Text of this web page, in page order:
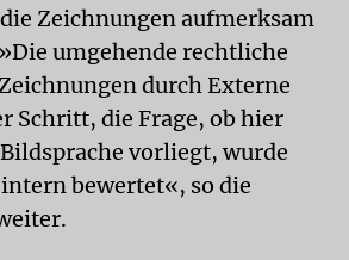
Zeichnungen aufmerksam
umgehende rechtliche
durch Externe
Schritt, die Frage, ob hier
vorliegt, wurde
bewertet«, so die